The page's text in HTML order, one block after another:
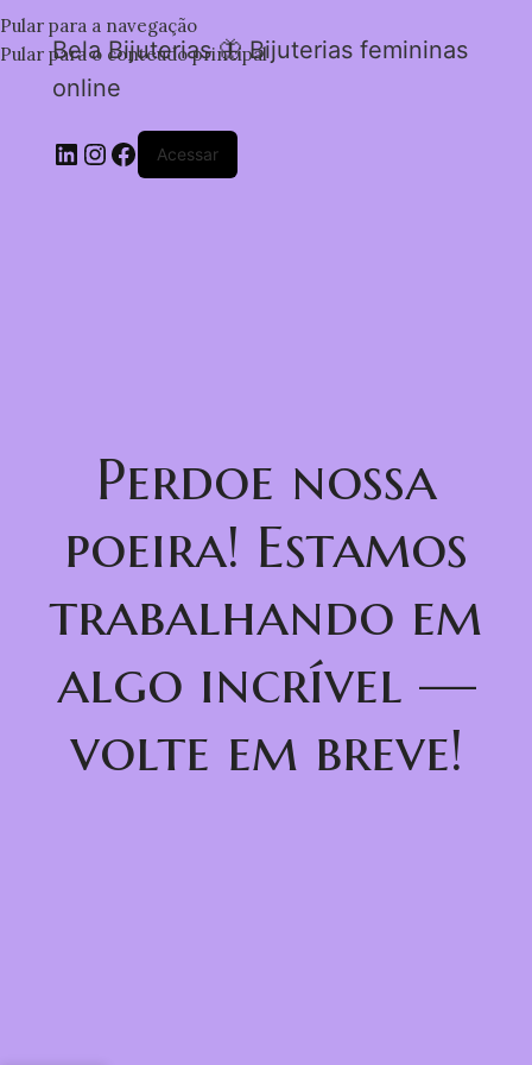
Pular para a navegação
Pular para o conteúdo principal
Bela Bijuterias 🦋 Bijuterias femininas
online
Acessar
Perdoe nossa
poeira! Estamos
trabalhando em
algo incrível —
volte em breve!